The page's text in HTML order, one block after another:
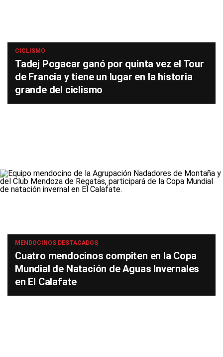
CICLISMO
Tadej Pogacar ganó por quinta vez el Tour
de Francia y tiene un lugar en la historia
grande del ciclismo
MENDOCINOS DESTACADOS
Cuatro mendocinos compiten en la Copa
Mundial de Natación de Aguas Invernales
en El Calafate